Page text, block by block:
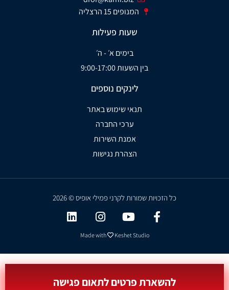
המנופים 15 הרצליה
שעות פעילות
בימים א׳ - ה׳
בין השעות 9:00-17:00
לינקים נוספים
תנאי שימוש באתר
ערכי החברה
אמנת השירות
הצהרת נגישות
כל הזכויות שמורות לקרני פמילי אופיס © 2026
Made with Keshet Studio
להשארת פרטים לתאום פגישה